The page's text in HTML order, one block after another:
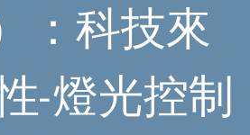
：科技來
-燈光控制